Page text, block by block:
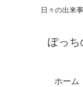
日々の出来
ぽっち
ホーム